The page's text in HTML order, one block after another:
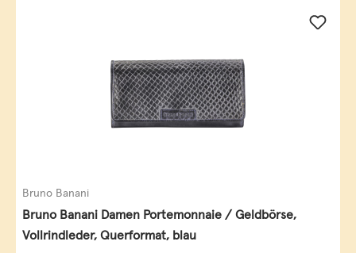
Bruno Banani
Bruno Banani Damen Portemonnaie / Geldbörse,
Vollrindleder, Querformat, blau